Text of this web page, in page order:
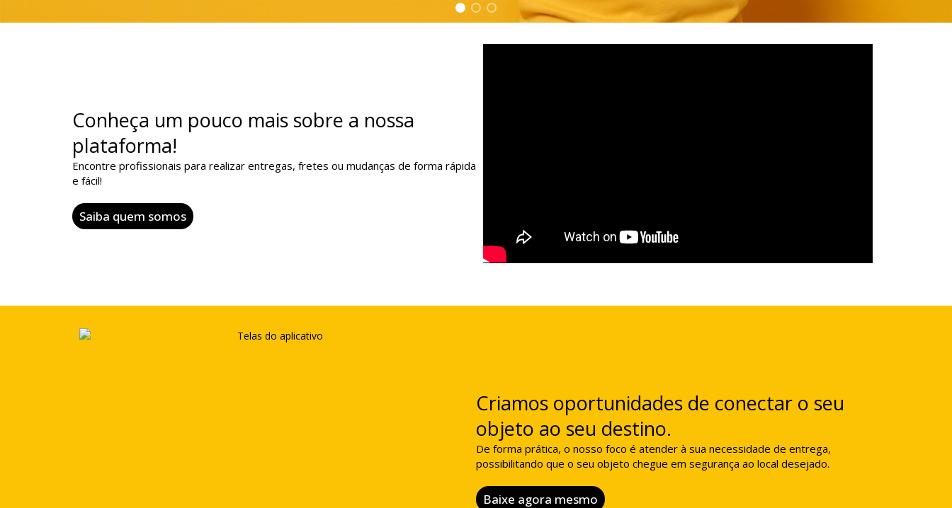
Conheça um pouco mais sobre a nossa
plataforma!
Encontre profissionais para realizar entregas, fretes ou mudanças de forma rápida
e fácil!
Saiba quem somos
Criamos oportunidades de conectar o seu
objeto ao seu destino.
De forma prática, o nosso foco é atender à sua necessidade de entrega,
possibilitando que o seu objeto chegue em segurança ao local desejado.
Baixe agora mesmo